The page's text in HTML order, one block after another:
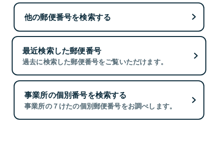
他の郵便番号を検索する
最近検索した郵便番号
過去に検索した郵便番号をご覧いただけます。
事業所の個別番号を検索する
事業所の７けたの個別郵便番号をお調べします。